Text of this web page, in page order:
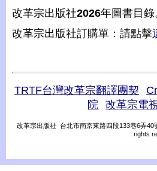
改革宗出版社2026年圖書目
改革宗出版社訂購單：請點擊
TRTF台灣改革宗翻譯團契
院
改革宗電
改革宗出版社 台北市南京東路四段133巷6弄
rights